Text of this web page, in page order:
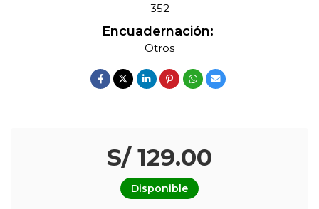
352
Encuadernación:
Otros
S/ 129.00
Disponible